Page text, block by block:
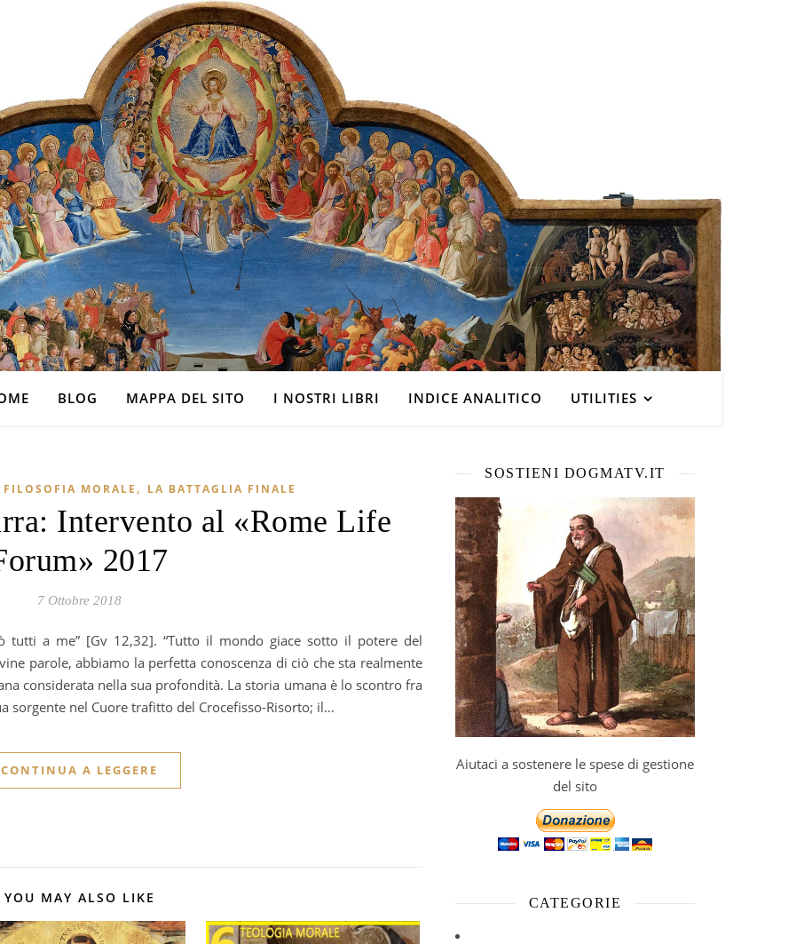
BLOG MAPPA DEL SITO I NOSTRI LIBRI INDICE ANALITICO UTILITIES
FILOSOFIA MORALE , LA BATTAGLIA FINALE
Intervento al «Rome Life
2017
7 Ottobre 2018
parole, abbiamo la perfetta conoscenza di ciò che sta realmente
considerata nella sua profondità. La storia umana è lo scontro fra
sorgente nel Cuore trafitto del Crocefisso-Risorto; il…
CONTINUA A LEGGERE
YOU MAY ALSO LIKE
SOSTIENI DOGMATV.IT
Aiutaci a sostenere le spese di gestione
del sito
CATEGORIE